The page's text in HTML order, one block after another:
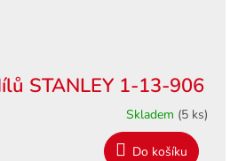
STANLEY 1-13-906
Skladem (5 ks)
Do košíku